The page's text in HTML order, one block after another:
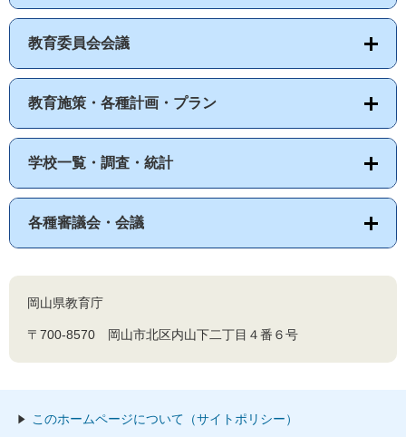
教育委員会会議
教育施策・各種計画・プラン
学校一覧・調査・統計
各種審議会・会議
岡山県教育庁
〒700-8570 岡山市北区内山下二丁目４番６号
このホームページについて（サイトポリシー）